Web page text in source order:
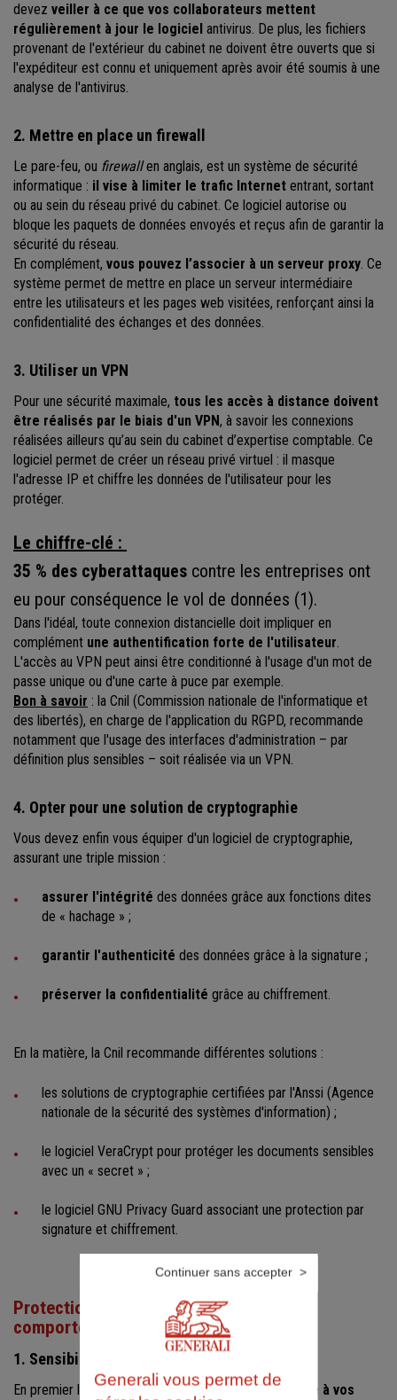
devez veiller à ce que vos collaborateurs mettent
régulièrement à jour le logiciel antivirus. De plus, les fichiers
provenant de l'extérieur du cabinet ne doivent être ouverts que si
l'expéditeur est connu et uniquement après avoir été soumis à une
analyse de l'antivirus.
2. Mettre en place un firewall
Le pare-feu, ou firewallen anglais, est un système de sécurité
informatique : il vise à limiter le trafic Internet entrant, sortant
ou au sein du réseau privé du cabinet. Ce logiciel autorise ou
bloque les paquets de données envoyés et reçus afin de garantir la
sécurité du réseau.
En complément, vous pouvez l’associer à un serveur proxy. Ce
système permet de mettre en place un serveur intermédiaire
entre les utilisateurs et les pages web visitées, renforçant ainsi la
confidentialité des échanges et des données.
3. Utiliser un VPN
Pour une sécurité maximale, tous les accès à distance doivent
être réalisés par le biais d'un VPN, à savoir les connexions
réalisées ailleurs qu’au sein du cabinet d’expertise comptable. Ce
logiciel permet de créer un réseau privé virtuel : il masque
l'adresse IP et chiffre les données de l'utilisateur pour les
protéger.
Le chiffre-clé :
35 % des cyberattaques contre les entreprises ont
eu pour conséquence le vol de données (1).
Dans l'idéal, toute connexion distancielle doit impliquer en
complément une authentification forte de l'utilisateur.
L'accès au VPN peut ainsi être conditionné à l'usage d'un mot de
passe unique ou d'une carte à puce par exemple.
Bon à savoir : la Cnil (Commission nationale de l'informatique et
des libertés), en charge de l'application du RGPD, recommande
notamment que l'usage des interfaces d'administration – par
définition plus sensibles – soit réalisée via un VPN.
4. Opter pour une solution de cryptographie
Vous devez enfin vous équiper d'un logiciel de cryptographie,
assurant une triple mission :
assurer l'intégrité des données grâce aux fonctions dites
de « hachage » ;
garantir l'authenticité des données grâce à la signature ;
préserver la confidentialité grâce au chiffrement.
En la matière, la Cnil recommande différentes solutions :
les solutions de cryptographie certifiées par l'Anssi (Agence
nationale de la sécurité des systèmes d'information) ;
le logiciel VeraCrypt pour protéger les documents sensibles
avec un « secret » ;
le logiciel GNU Privacy Guard associant une protection par
signature et chiffrement.
Protection des données : quels bons
comportements adopter ?
1. Sensibiliser les utilisateurs
En premier lieu, vous devez faireprendre conscience à vos
Generali vous permet de
Continuer sans accepter